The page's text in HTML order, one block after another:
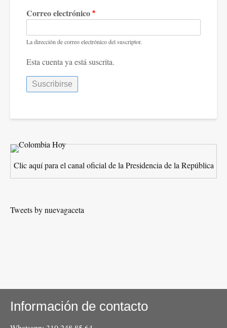
Correo electrónico
La dirección de correo electrónico del suscriptor.
Esta cuenta ya está suscrita.
Clic aquí para el canal oficial de la Presidencia de la República
Tweets by nuevagaceta
Información de contacto